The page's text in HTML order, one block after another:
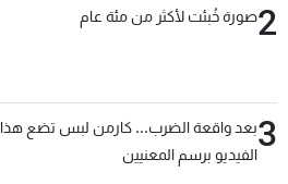
2صورة خُبئت لأكثر من مئة عام
3بعد واقعة الضرب... كارمن لبس تضع هذا
الفيديو برسم المعنيين